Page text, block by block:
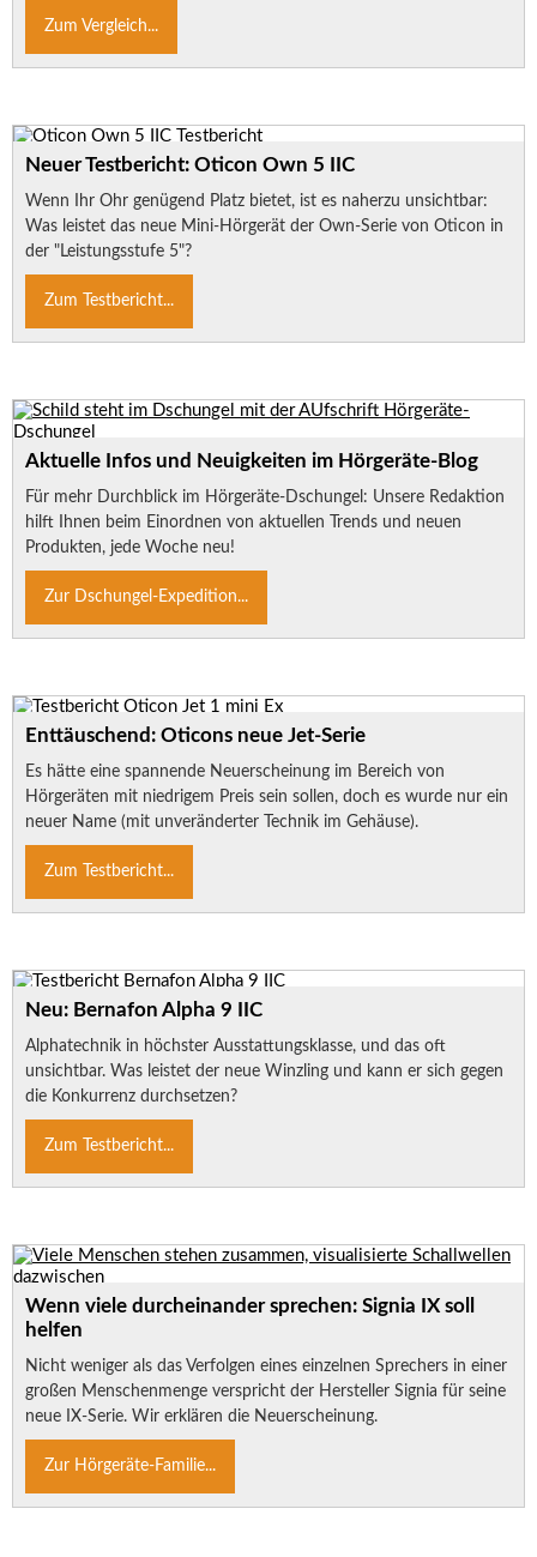
Zum Vergleich...
Neuer Testbericht: Oticon Own 5 IIC
Wenn Ihr Ohr genügend Platz bietet, ist es naherzu unsichtbar:
Was leistet das neue Mini-Hörgerät der Own-Serie von Oticon in
der "Leistungsstufe 5"?
Zum Testbericht...
Aktuelle Infos und Neuigkeiten im Hörgeräte-Blog
Für mehr Durchblick im Hörgeräte-Dschungel: Unsere Redaktion
hilft Ihnen beim Einordnen von aktuellen Trends und neuen
Produkten, jede Woche neu!
Zur Dschungel-Expedition...
Enttäuschend: Oticons neue Jet-Serie
Es hätte eine spannende Neuerscheinung im Bereich von
Hörgeräten mit niedrigem Preis sein sollen, doch es wurde nur ein
neuer Name (mit unveränderter Technik im Gehäuse).
Zum Testbericht...
Neu: Bernafon Alpha 9 IIC
Alphatechnik in höchster Ausstattungsklasse, und das oft
unsichtbar. Was leistet der neue Winzling und kann er sich gegen
die Konkurrenz durchsetzen?
Zum Testbericht...
Wenn viele durcheinander sprechen: Signia IX soll
helfen
Nicht weniger als das Verfolgen eines einzelnen Sprechers in einer
großen Menschenmenge verspricht der Hersteller Signia für seine
neue IX-Serie. Wir erklären die Neuerscheinung.
Zur Hörgeräte-Familie...